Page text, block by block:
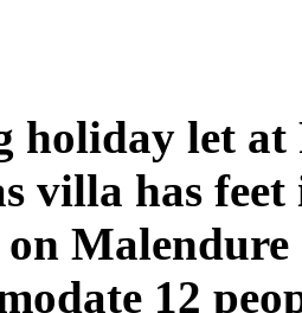
holiday let at
villa has
on
12